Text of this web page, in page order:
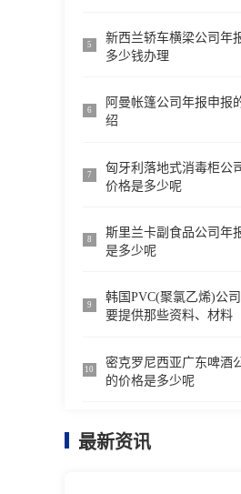
5
新西兰轿车横梁公司年
多少钱办理
6
阿曼帐篷公司年报申报
绍
7
匈牙利落地式消毒柜公
价格是多少呢
8
斯里兰卡副食品公司年
是多少呢
9
韩国PVC(聚氯乙烯)公
要提供那些资料、材料
10
密克罗尼西亚广东啤酒
的价格是多少呢
最新资讯